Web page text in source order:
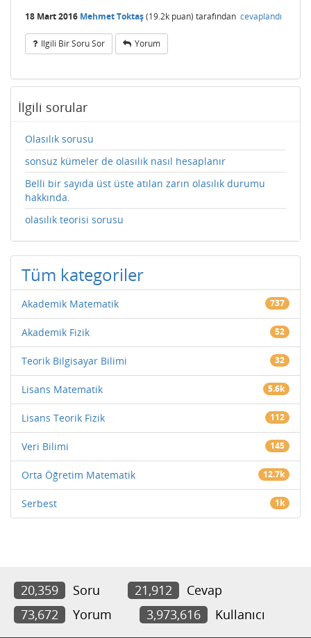
18 Mart 2016 Mehmet Toktaş(19.2k puan) tarafından cevaplandı
Ilgili Bir Soru Sor Yorum
İlgili sorular
Olasılık sorusu
sonsuz kümeler de olasılık nasıl hesaplanır
Belli bir sayıda üst üste atılan zarın olasılık durumu
hakkında.
olasılık teorisi sorusu
Tüm kategoriler
Akademik Matematik 737
Akademik Fizik 52
Teorik Bilgisayar Bilimi 32
Lisans Matematik 5.6k
Lisans Teorik Fizik 112
Veri Bilimi 145
Orta Öğretim Matematik 12.7k
Serbest 1k
20,359 Soru 21,912
Cevap
73,672
Yorum 3,973,616 Kullanıcı